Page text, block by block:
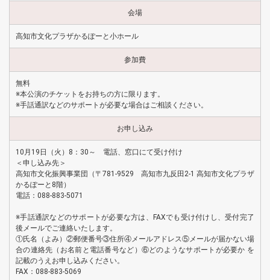
会場
高知市文化プラザかるぽーと小ホール
参加費
無料
※本公演のチケットをお持ちの方に限ります。
※手話通訳などのサポートが必要な場合はご相談ください。
お申し込み
10月19日（火）8：30～ 電話、窓口にて受け付け
＜申し込み先＞
高知市文化振興事業団（〒781-9529 高知市九反田2-1 高知市文化プラザ
かるぽーと8階）
電話：088-883-5071
※手話通訳などのサポートが必要な方は、FAXでも受け付けし、受付完了
後メールでご連絡いたします。
①氏名（よみ）②郵便番号③住所④メールアドレス⑤メールが届かない場
合の連絡先（お名前と電話番号など）⑥どのようなサポートが必要か を
記載のうえお申し込みください。
FAX：088-883-5069